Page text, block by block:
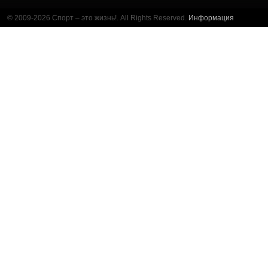
© 2009-2026 Спорт – это жизнь!. All Rights Reserved. Информация